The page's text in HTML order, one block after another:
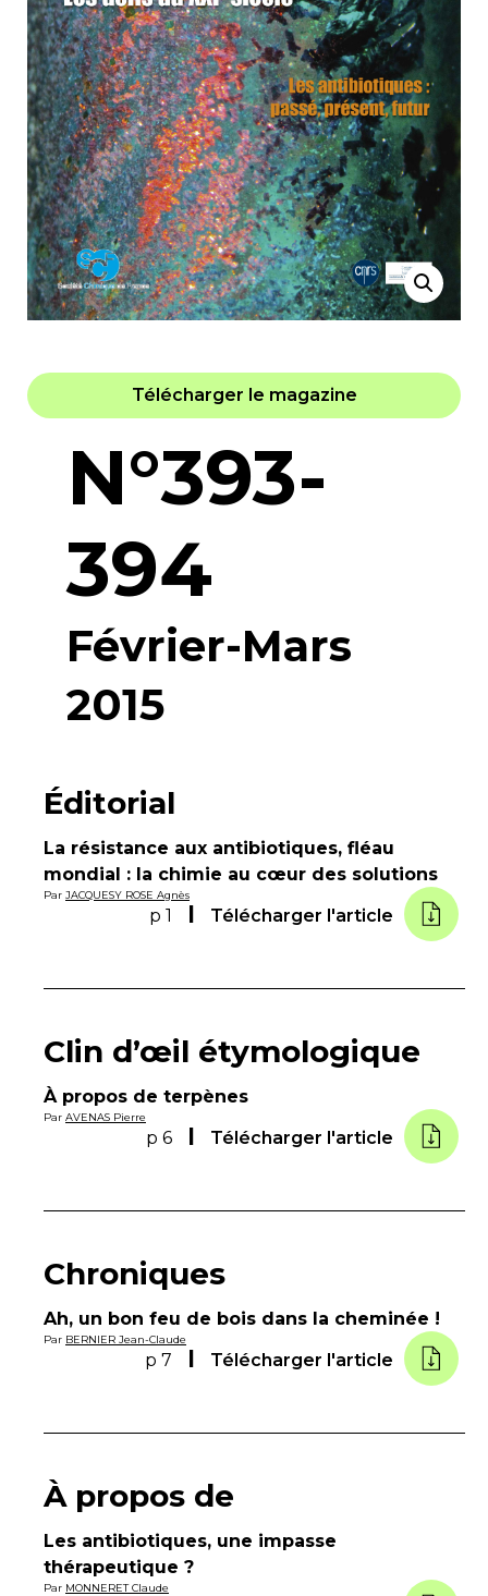
Télécharger le magazine
N°393-
394
Février-Mars
2015
Éditorial
La résistance aux antibiotiques, fléau
mondial : la chimie au cœur des solutions
Par JACQUESY ROSE Agnès
p 1 Télécharger l'article
Clin d’œil étymologique
À propos de terpènes
Par AVENAS Pierre
p 6 Télécharger l'article
Chroniques
Ah, un bon feu de bois dans la cheminée !
Par BERNIER Jean-Claude
p 7 Télécharger l'article
À propos de
Les antibiotiques, une impasse
thérapeutique ?
Par MONNERET Claude